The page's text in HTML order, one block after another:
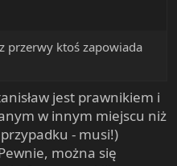
przerwy ktoś zapowiada
jest prawnikiem i
w innym miejscu niż
- musi!)
można się